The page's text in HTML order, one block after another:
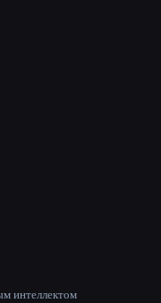
интеллектом